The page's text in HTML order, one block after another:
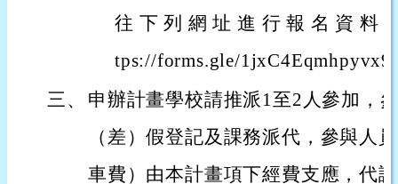
往 下 列 網 址 進 行 報 名 資 料
tps://forms.gle/
三、
申辦計畫學校請推派1至2人參加，
（差）假登記及課務派代，參與人
車費）由本計畫項下經費支應，代